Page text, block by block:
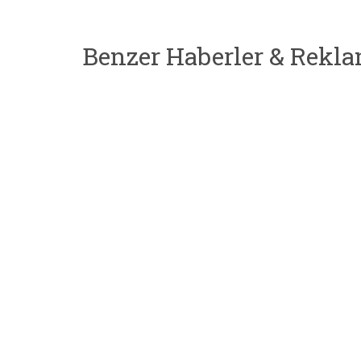
Benzer Haberler &